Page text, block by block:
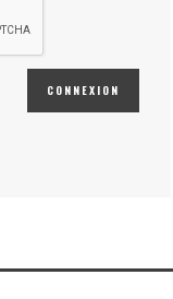
CONNEXION